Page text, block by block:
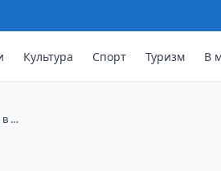
Культура Спорт Туризм В
в …